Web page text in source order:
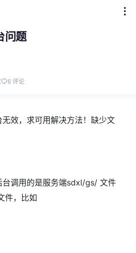
问题
6 评论
效，求可用解决方法！缺少文
台调用的是服务端sdxl/gs/ 文件
件，比如